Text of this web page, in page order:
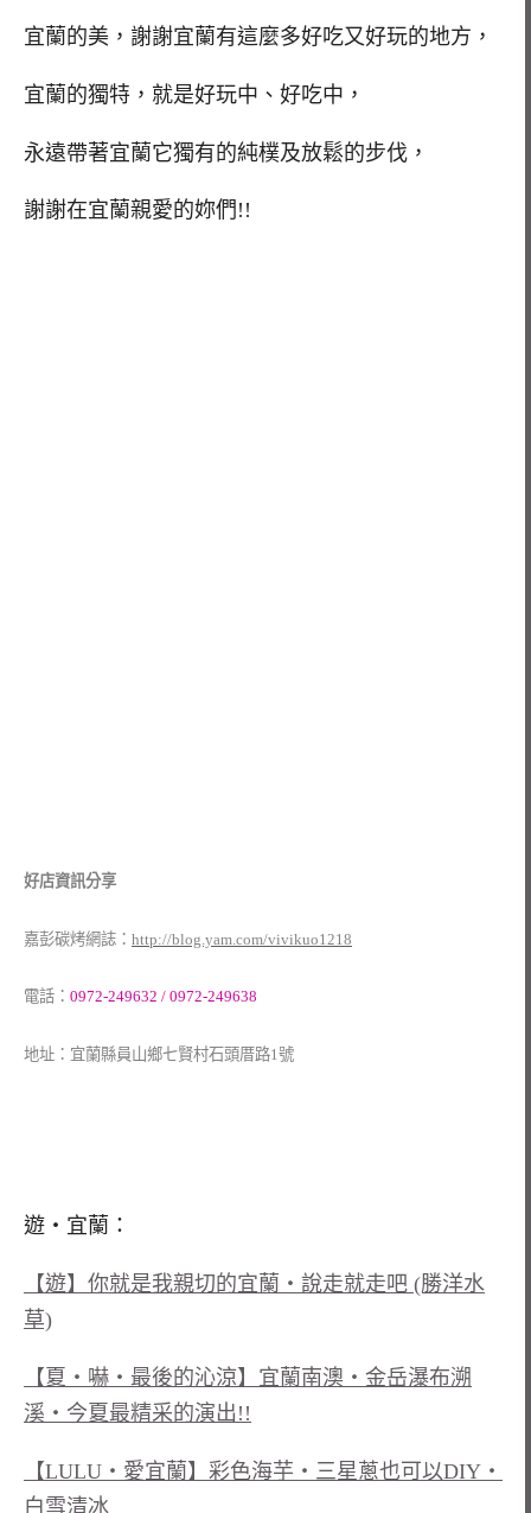
宜蘭的美，謝謝宜蘭有這麼多好吃又好玩的地方，
宜蘭的獨特，就是好玩中、好吃中，
永遠帶著宜蘭它獨有的純樸及放鬆的步伐，
謝謝在宜蘭親愛的妳們!!
好店資訊分享
嘉彭碳烤網誌： http://blog.yam.com/vivikuo1218
電話： 0972-249632 / 0972-249638
地址：宜蘭縣員山鄉七賢村石頭厝路1號
遊‧宜蘭：
【遊】你就是我親切的宜蘭‧說走就走吧 (勝洋水
草)
【夏‧嚇‧最後的沁涼】宜蘭南澳‧金岳瀑布溯
溪‧今夏最精采的演出!!
【LULU‧愛宜蘭】彩色海芋‧三星蔥也可以DIY‧
白雪清冰